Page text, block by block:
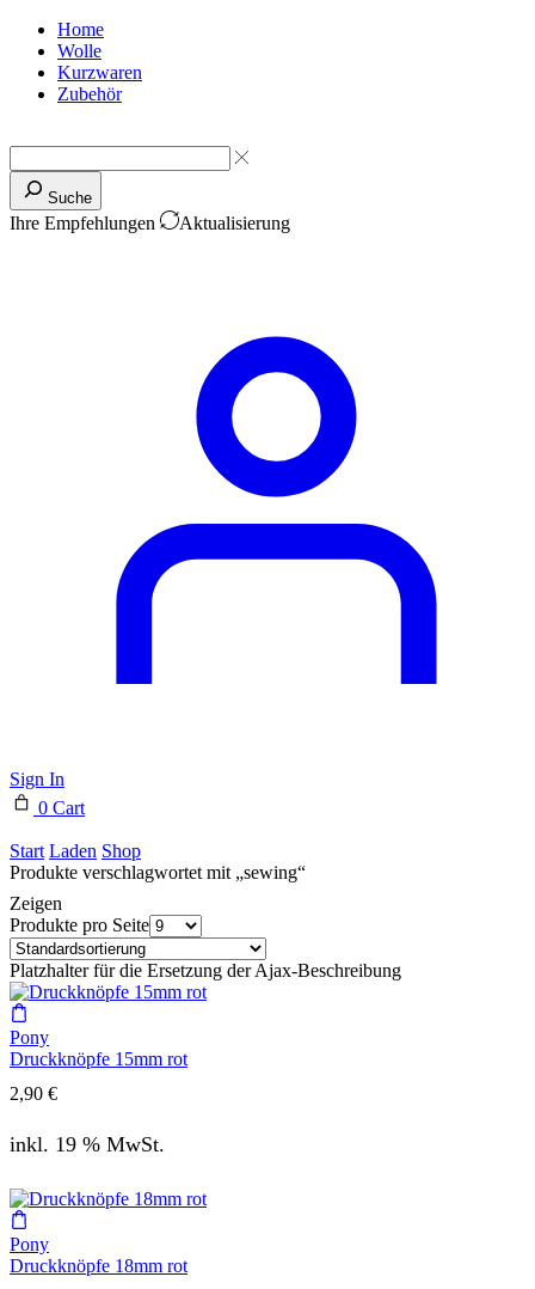
Home
Wolle
Kurzwaren
Zubehör
Suche
Ihre Empfehlungen Aktualisierung
Sign In
0 Cart
Start Laden Shop
Produkte verschlagwortet mit „sewing“
Zeigen
Produkte pro Seite
Platzhalter für die Ersetzung der Ajax-Beschreibung
Pony
Druckknöpfe 15mm rot
2,90 €
inkl. 19 % MwSt.
Pony
Druckknöpfe 18mm rot